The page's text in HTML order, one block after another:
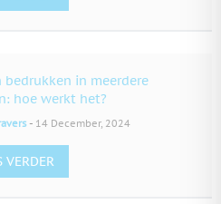
bedrukken in meerdere
hoe werkt het?
- 14 December, 2024
VERDER